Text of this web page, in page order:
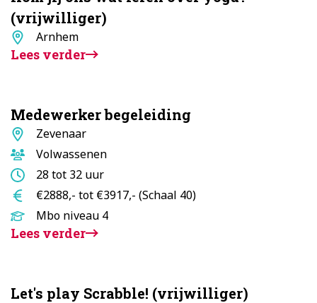
(vrijwilliger)
Standplaats
Arnhem
Lees verder
Medewerker begeleiding
Standplaats
Zevenaar
Doelgroep
Volwassenen
Aantal
uur
28 tot 32 uur
Salaris€2888,- tot €3917,- (Schaal 40)
Opleidingsniveau
Mbo niveau 4
Lees verder
Let's play Scrabble! (vrijwilliger)